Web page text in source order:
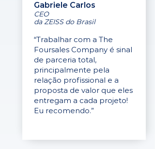
Gabriele Carlos
CEO
da ZEISS do Brasil
“Trabalhar com a The
Foursales Company é sinal
de parceria total,
principalmente pela
relação profissional e a
proposta de valor que eles
entregam a cada projeto!
Eu recomendo.”